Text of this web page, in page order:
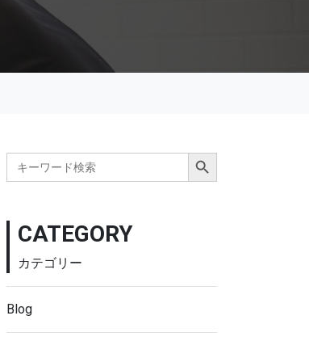
Search
for:
Search Button
CATEGORY
カテゴリー
Blog